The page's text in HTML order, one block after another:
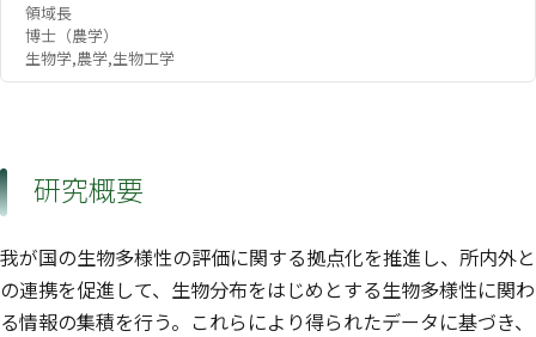
領域長
博士（農学）
生物学,農学,生物工学
研究概要
我が国の生物多様性の評価に関する拠点化を推進し、所内外と
の連携を促進して、生物分布をはじめとする生物多様性に関わ
る情報の集積を行う。これらにより得られたデータに基づき、